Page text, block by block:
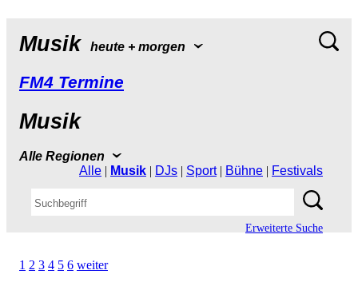
Musik heute+morgen
FM4Termine
Musik
AlleRegionen
Alle | Musik | DJs | Sport| Bühne | Festivals
ErweiterteSuche
1 2 3 4 5 6 weiter